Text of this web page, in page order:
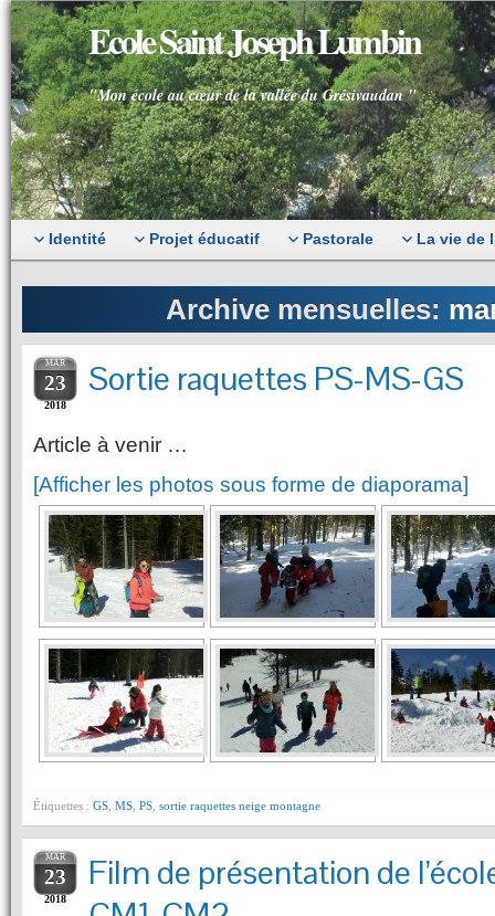
Ecole Saint Joseph Lumbin
"Mon école au cœur de la vallée du Grésivaudan "
Identité Projet éducatif Pastorale La vie de
Archive mensuelles:
MAR
23
2018
Sortie raquettes PS-MS-GS
Article à venir …
[Afficher les photos sous forme de diaporama]
Étiquettes : GS MS PS sortie raquettes neige montagne
MAR
23
2018
Film de présentation de